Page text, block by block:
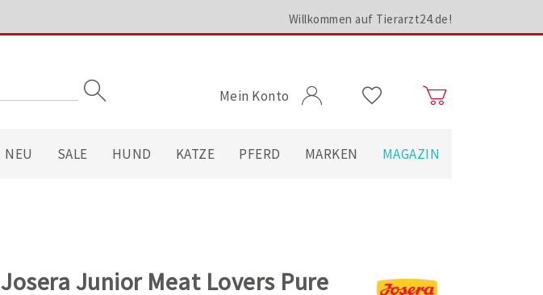
Willkommen auf Tierarzt24.de!
Mein Konto
NEU SALE HUND KATZE PFERD MARKEN MAGAZIN
Josera Junior Meat Lovers Pure